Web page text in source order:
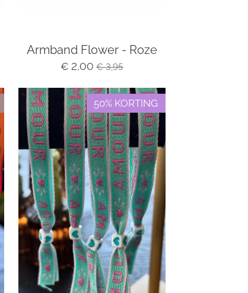
Armband Flower - Roze
€ 2,00 € 3,95
50% KORTING